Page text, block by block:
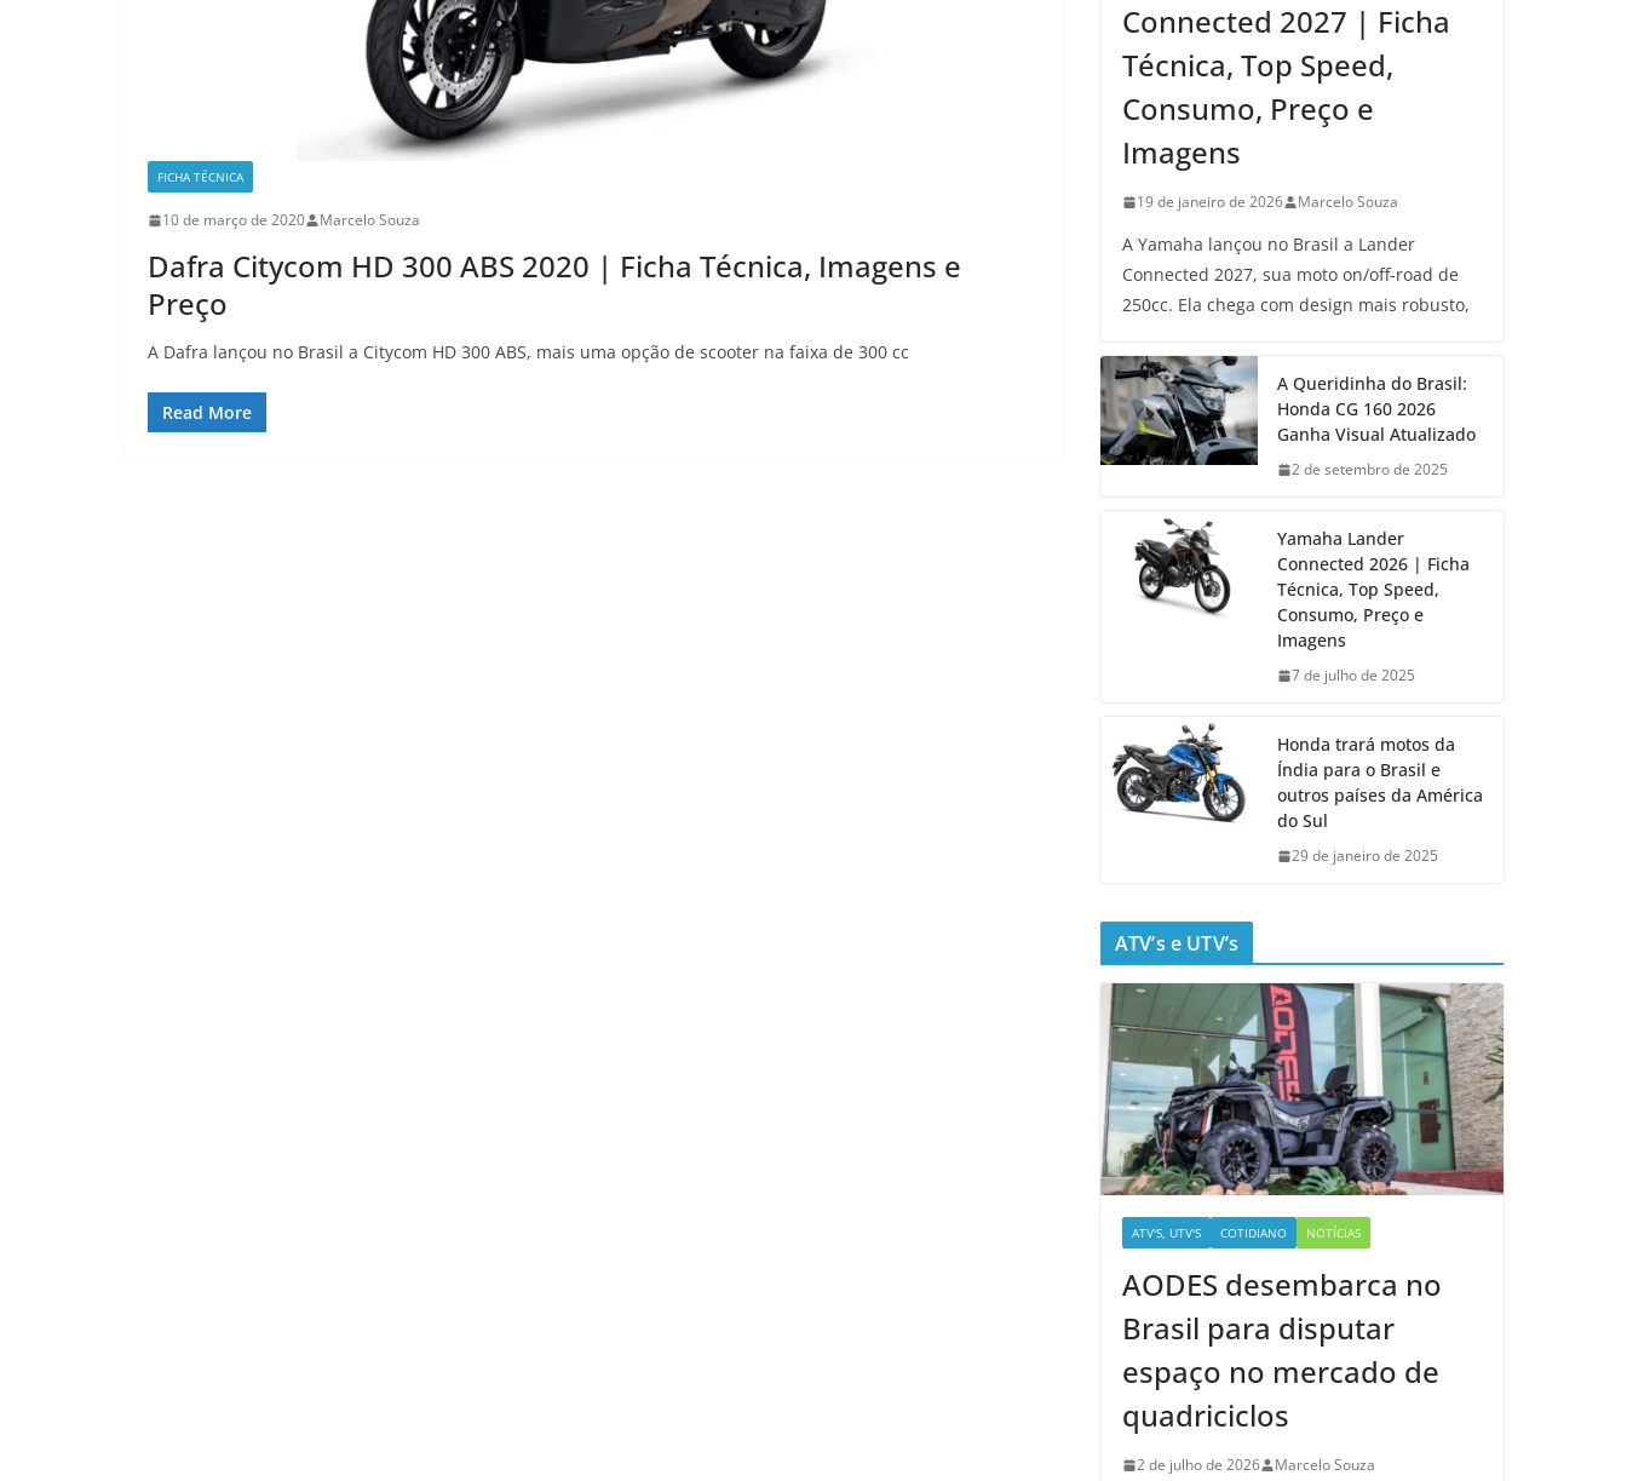
FICHA TÉCNICA
10 de março de 2020 Marcelo Souza
Dafra Citycom HD 300 ABS 2020 | Ficha Técnica, Imagens e
Preço
A Dafra lançou no Brasil a Citycom HD 300 ABS, mais uma opção de scooter na faixa de 300 cc
Read More
Connected 2027 | Ficha
Técnica, Top Speed,
Consumo, Preço e
Imagens
19 de janeiro de 2026 Marcelo Souza
A Yamaha lançou no Brasil a Lander
Connected 2027, sua moto on/off-road de
250cc. Ela chega com design mais robusto,
A Queridinha do Brasil:
Honda CG 160 2026
Ganha Visual Atualizado
2 de setembro de 2025
Yamaha Lander
Connected 2026 | Ficha
Técnica, Top Speed,
Consumo, Preço e
Imagens
7 de julho de 2025
Honda trará motos da
Índia para o Brasil e
outros países da América
do Sul
29 de janeiro de 2025
ATV’s e UTV’s
ATV'S, UTV'S COTIDIANO NOTÍCIAS
AODES desembarca no
Brasil para disputar
espaço no mercado de
quadriciclos
2 de julho de 2026 Marcelo Souza